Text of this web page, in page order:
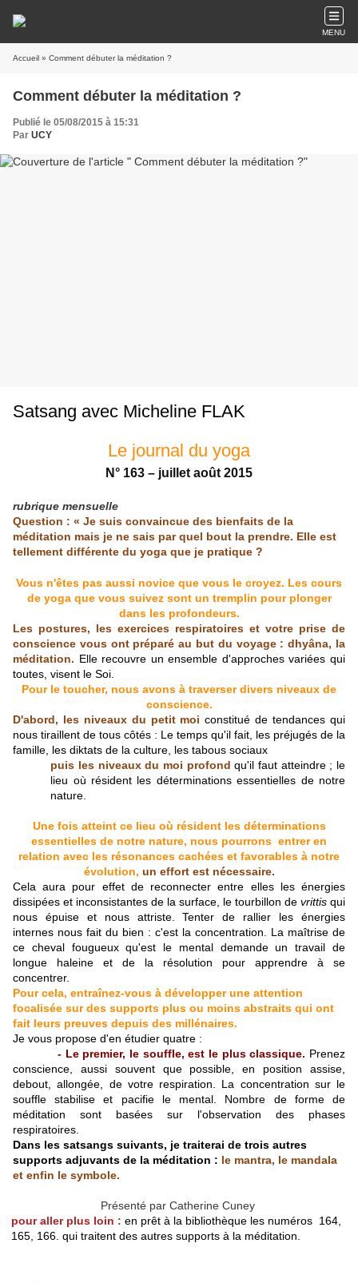
MENU
Accueil » Comment débuter la méditation ?
Comment débuter la méditation ?
Publié le 05/08/2015 à 15:31
Par UCY
Satsang avec Micheline FLAK
Le journal du yoga
N° 163 – juillet août 2015
rubrique mensuelle
Question : « Je suis convaincue des bienfaits de la
méditation mais je ne sais par quel bout la prendre. Elle est
tellement différente du yoga que je pratique ?
Vous n'êtes pas aussi novice que vous le croyez. Les cours
de yoga que vous suivez sont un tremplin pour plonger
dans les profondeurs.
Les postures, les exercices respiratoires et votre prise de
conscience vous ont préparé au but du voyage : dhyâna, la
méditation. Elle recouvre un ensemble d'approches variées qui
toutes, visent le Soi.
Pour le toucher, nous avons à traverser divers niveaux de
conscience.
D'abord, les niveaux du petit moiconstitué de tendances qui
nous tiraillent de tous côtés : Le temps qu'il fait, les préjugés de la
famille, les diktats de la culture, les tabous sociaux
puis les niveaux du moi profondqu'il faut atteindre ; le
lieu où résident les déterminations essentielles de notre
nature.
Une fois atteint ce lieu où résident les déterminations
essentielles de notre nature, nous pourrons entrer en
relation avec les résonances cachées et favorables à notre
évolution, un effort est nécessaire.
Cela aura pour effet de reconnecter entre elles les énergies
dissipées et inconsistantes de la surface, le tourbillon de vrittis qui
nous épuise et nous attriste. Tenter de rallier les énergies
internes nous fait du bien : c'est la concentration. La maîtrise de
ce cheval fougueux qu'est le mental demande un travail de
longue haleine et de la résolution pour apprendre à se
concentrer.
Pour cela, entraînez-vous à développer une attention
focalisée sur des supports plus ou moins abstraits qui ont
fait leurs preuves depuis des millénaires.
Je vous propose d'en étudier quatre :
- Le premier, le souffle, est le plus classique. Prenez
conscience, aussi souvent que possible, en position assise,
debout, allongée, de votre respiration. La concentration sur le
souffle stabilise et pacifie le mental. Nombre de forme de
méditation sont basées sur l'observation des phases
respiratoires.
Dans les satsangs suivants, je traiterai de trois autres
supports adjuvants de la méditation : le mantra, le mandala
et enfin le symbole.
Présenté par Catherine Cuney
pour aller plus loin : en prêt à la bibliothèque les numéros 164,
165, 166. qui traitent des autres supports à la méditation.